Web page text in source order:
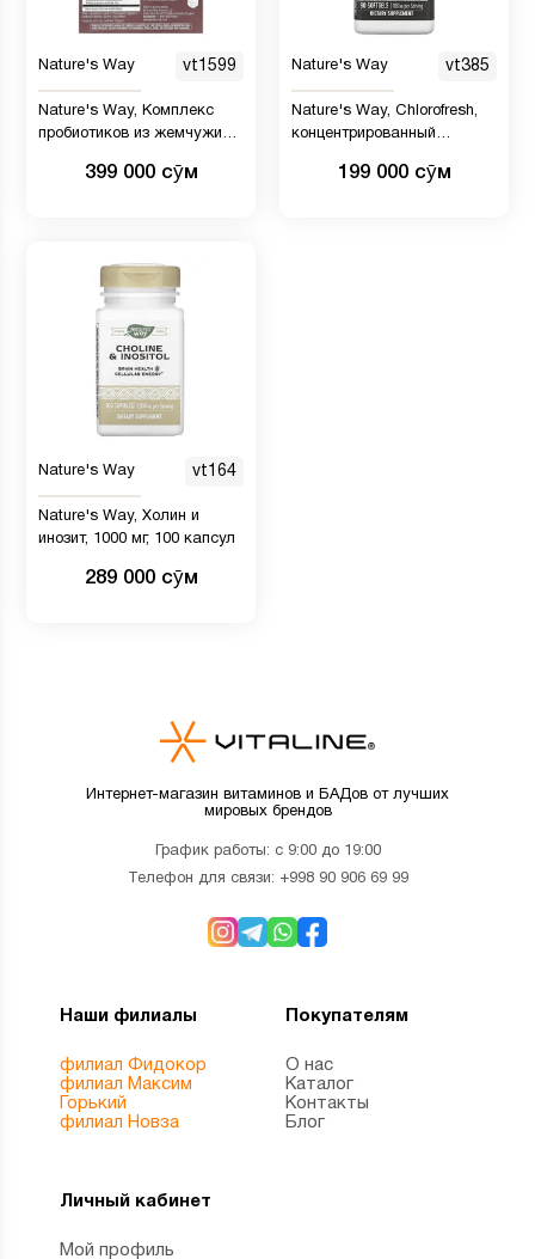
Nature's Way vt1599
Nature's Way, Комплекс
пробиотиков из жемчужин,
399 000 сӯм
Nature's Way vt385
Nature's Way, Chlorofresh,
концентрированный
таблеток199 000 сӯм
Nature's Way vt164
Nature's Way, Холин и
инозит, 1000 мг, 100 капсул
289 000 сӯм
Интернет-магазин витаминов и БАДов от лучших
мировых брендов
График работы: с 9:00 до 19:00
Телефон для связи: +998 90 906 69 99
Наши филиалы
филиал Фидокор
филиал Максим
Горький
филиал Новза
Покупателям
О нас
Каталог
Контакты
Блог
Личный кабинет
Мой профиль